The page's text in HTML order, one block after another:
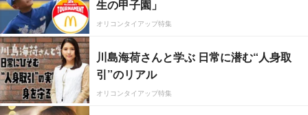
生の甲子園」
オリコンタイアップ特集
川島海荷さんと学ぶ 日常に潜む“人身取
引”のリアル
オリコンタイアップ特集